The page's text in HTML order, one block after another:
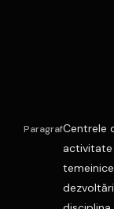
ParagrafCentrele
activitate